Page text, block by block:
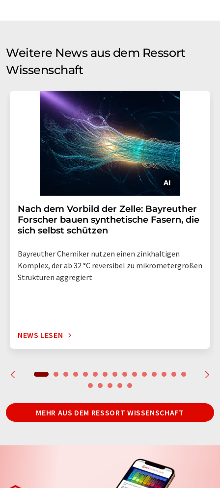
Weitere News aus dem Ressort
Wissenschaft
Nach dem Vorbild der Zelle: Bayreuther
Forscher bauen synthetische Fasern, die
sich selbst schützen
Bayreuther Chemiker nutzen einen zinkhaltigen
Komplex, der ab 32 °C reversibel zu mikrometergroßen
Strukturen aggregiert
NEWS LESEN
MEHR AUS DEM RESSORT WISSENSCHAFT